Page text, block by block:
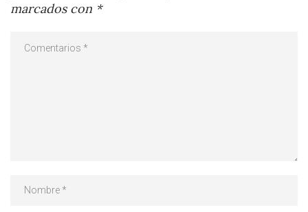
marcados con *